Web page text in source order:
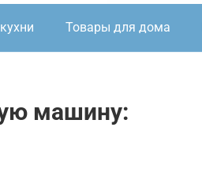
Товары для дома
машину: